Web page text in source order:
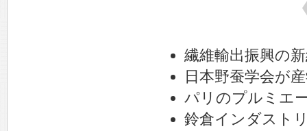
繊維輸出振興の
日本野蚕学会が
パリのプルミエ
鈴倉インダスト